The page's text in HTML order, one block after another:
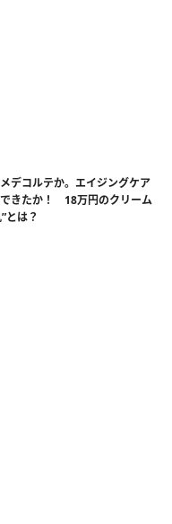
デコルテか。エイジングケア
きたか！ 18万円のクリーム
とは？